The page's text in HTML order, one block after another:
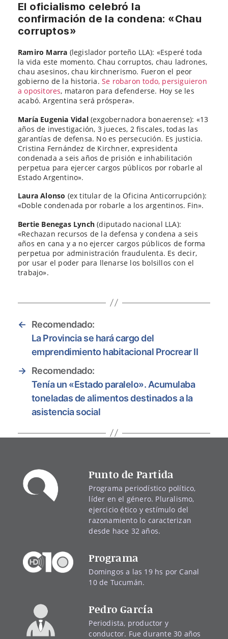
El oficialismo celebró la
confirmación de la condena: «Chau
corruptos»
Ramiro Marra (legislador porteño LLA): «Esperé toda
la vida este momento. Chau corruptos, chau ladrones,
chau asesinos, chau kirchnerismo. Fueron el peor
gobierno de la historia. Se robaron todo, persiguieron
a opositores, mataron para defenderse. Hoy se les
acabó. Argentina será próspera».
María Eugenia Vidal(exgobernadora bonaerense): «13
años de investigación, 3 jueces, 2 fiscales, todas las
garantías de defensa. No es persecución. Es justicia.
Cristina Fernández de Kirchner, expresidenta
condenada a seis años de prisión e inhabilitación
perpetua para ejercer cargos públicos por robarle al
Estado Argentino».
Laura Alonso (ex titular de la Oficina Anticorrupción):
«Doble condenada por robarle a los argentinos. Fin».
Bertie Benegas Lynch(diputado nacional LLA):
«Rechazan recursos de la defensa y condena a seis
años en cana y a no ejercer cargos públicos de forma
perpetua por administración fraudulenta. Es decir,
por usar el poder para llenarse los bolsillos con el
trabajo».
←
Recomendado:
La Provincia se hará cargo del
emprendimiento habitacional Procrear II
→ Recomendado:
Tenía un «Estado paralelo». Acumulaba
toneladas de alimentos destinados a la
asistencia social
Punto de Partida
Programa periodístico político,
líder en el género. Pluralismo,
ejercicio ético y estímulo del
razonamiento lo caracterizan
desde hace 32 años.
Programa
Domingos a las 19 hs por Canal
10 de Tucumán.
Pedro García
Periodista, productor y
conductor. Fue durante 30 años